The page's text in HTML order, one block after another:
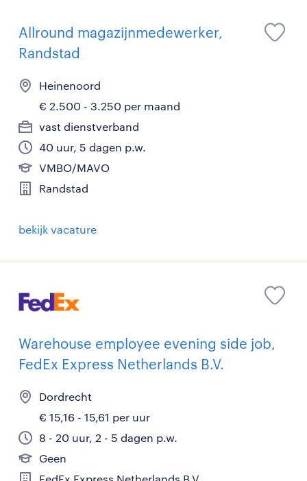
Allround magazijnmedewerker,
Randstad
Heinenoord
€ 2.500 - 3.250 per maand
vast dienstverband
40 uur, 5 dagen p.w.
VMBO/MAVO
Randstad
bekijk vacature
Warehouse employee evening side job,
FedEx Express Netherlands B.V.
Dordrecht
€ 15,16 - 15,61 per uur
8 - 20 uur, 2 - 5 dagen p.w.
Geen